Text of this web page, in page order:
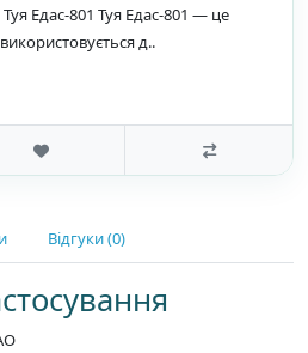
Едас-801 Туя Едас-801 — це
д..
Відгуки (0)